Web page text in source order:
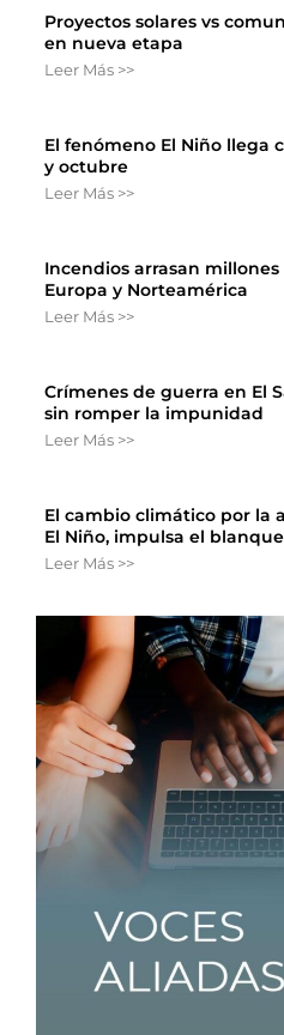
Proyectos solares vs
en nueva etapa
Leer Más >>
El fenómeno El Niño llega
y octubre
Leer Más >>
Incendios arrasan
Europa y Norteamérica
Leer Más >>
Crímenes de guerra en El
sin romper la impunidad
Leer Más >>
El cambio climático por la
El Niño, impulsa el
Leer Más >>